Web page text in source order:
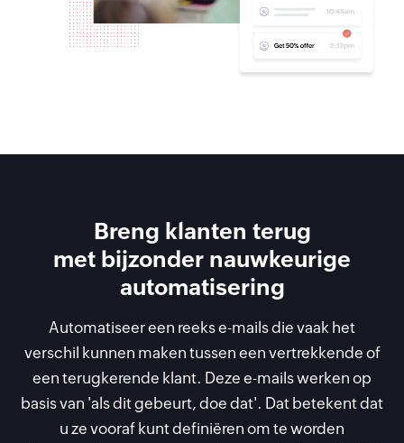
Breng klanten terug
met bijzonder nauwkeurige
automatisering
Automatiseer een reeks e-mails die vaak het
verschil kunnen maken tussen een vertrekkende of
een terugkerende klant. Deze e-mails werken op
basis van 'als dit gebeurt, doe dat'. Dat betekent dat
u ze vooraf kunt definiëren om te worden